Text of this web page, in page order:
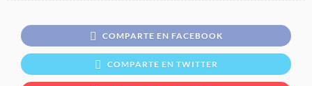
COMPARTE EN FACEBOOK
COMPARTE EN TWITTER